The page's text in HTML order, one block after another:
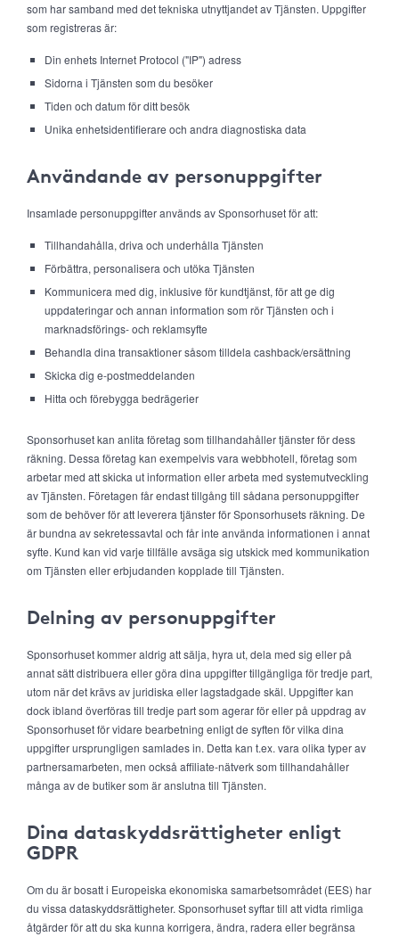
som har samband med det tekniska utnyttjandet av Tjänsten. Uppgifter
som registreras är:
Din enhets Internet Protocol ("IP") adress
Sidorna i Tjänsten som du besöker
Tiden och datum för ditt besök
Unika enhetsidentifierare och andra diagnostiska data
Användande av personuppgifter
Insamlade personuppgifter används av Sponsorhuset för att:
Tillhandahålla, driva och underhålla Tjänsten
Förbättra, personalisera och utöka Tjänsten
Kommunicera med dig, inklusive för kundtjänst, för att ge dig
uppdateringar och annan information som rör Tjänsten och i
marknadsförings- och reklamsyfte
Behandla dina transaktioner såsom tilldela cashback/ersättning
Skicka dig e-postmeddelanden
Hitta och förebygga bedrägerier
Sponsorhuset kan anlita företag som tillhandahåller tjänster för dess
räkning. Dessa företag kan exempelvis vara webbhotell, företag som
arbetar med att skicka ut information eller arbeta med systemutveckling
av Tjänsten. Företagen får endast tillgång till sådana personuppgifter
som de behöver för att leverera tjänster för Sponsorhusets räkning. De
är bundna av sekretessavtal och får inte använda informationen i annat
syfte. Kund kan vid varje tillfälle avsäga sig utskick med kommunikation
om Tjänsten eller erbjudanden kopplade till Tjänsten.
Delning av personuppgifter
Sponsorhuset kommer aldrig att sälja, hyra ut, dela med sig eller på
annat sätt distribuera eller göra dina uppgifter tillgängliga för tredje part,
utom när det krävs av juridiska eller lagstadgade skäl. Uppgifter kan
dock ibland överföras till tredje part som agerar för eller på uppdrag av
Sponsorhuset för vidare bearbetning enligt de syften för vilka dina
uppgifter ursprungligen samlades in. Detta kan t.ex. vara olika typer av
partnersamarbeten, men också affiliate-nätverk som tillhandahåller
många av de butiker som är anslutna till Tjänsten.
Dina dataskyddsrättigheter enligt
GDPR
Om du är bosatt i Europeiska ekonomiska samarbetsområdet (EES) har
du vissa dataskyddsrättigheter. Sponsorhuset syftar till att vidta rimliga
åtgärder för att du ska kunna korrigera, ändra, radera eller begränsa